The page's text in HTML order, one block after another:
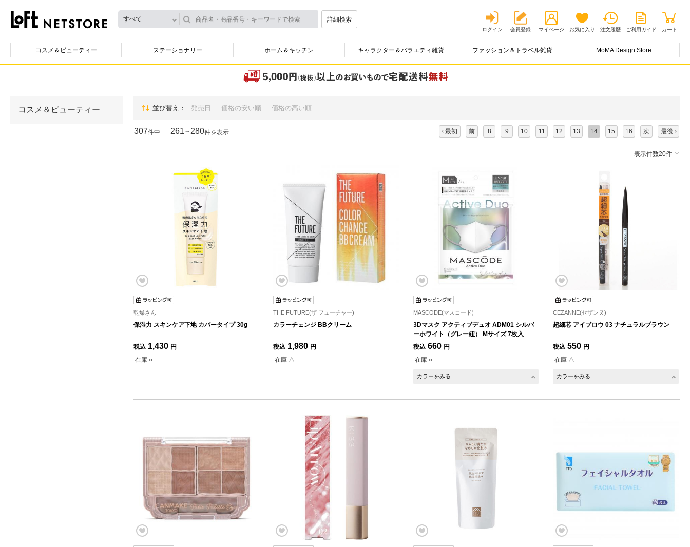
すべて 詳細検索
ログイン 会員登録 マイページ お気に入り 注文履歴 ご利用ガイド カート
コスメ＆ビューティー ステーショナリー ホーム＆キッチン キャラクター＆バラエティ雑貨 ファッション＆トラベル雑貨 MoMA Design Store
コスメ＆ビューティー 並び替え 発売日 価格の安い順 価格の高い順
307件中 261 ～ 280件を表示 最初 前 8 9 10 11 12 13 14 15 16 次 最後
表示件数20件
乾燥さん
保湿力 スキンケア下地 カバータイプ 30g
税込 1,430 円
在庫 ○
THE FUTURE(ザ フューチャー)
カラーチェンジ BBクリーム
税込 1,980 円
在庫 △
MASCODE(マスコード)
3Dマスク アクティブデュオ ADM01 シルバ
ーホワイト（グレー紐） Mサイズ 7枚入
税込 660 円
在庫 ○
カラーをみる
CEZANNE(セザンヌ)
超細芯 アイブロウ 03 ナチュラルブラウン
税込 550 円
在庫 △
カラーをみる